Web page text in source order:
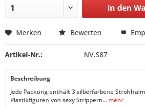
In den
Merken Bewerten
Artikel-Nr.: NV.S87
Beschreibung
Jede Packung enthält 3 silberfarbene
Plastikfiguren von sexy Strippern... mehr